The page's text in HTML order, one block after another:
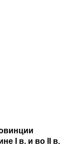
I в. и во II в.